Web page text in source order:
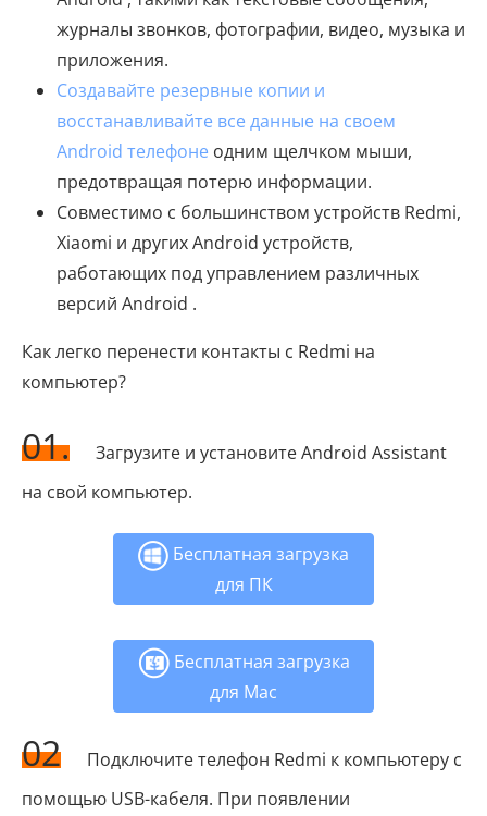
журналы звонков, фотографии, видео, музыка и
приложения.
Создавайте резервные копии и
восстанавливайте все данные на своем
Android телефоне одним щелчком мыши,
предотвращая потерю информации.
Совместимо с большинством устройств Redmi,
Xiaomi и других Android устройств,
работающих под управлением различных
версий Android .
Как легко перенести контакты с Redmi на
компьютер?
01.
Загрузите и установите Android Assistant
на свой компьютер.
Бесплатная загрузка
для ПК
Бесплатная загрузка
для Mac
02
Подключите телефон Redmi к компьютеру с
помощью USB-кабеля. При появлении